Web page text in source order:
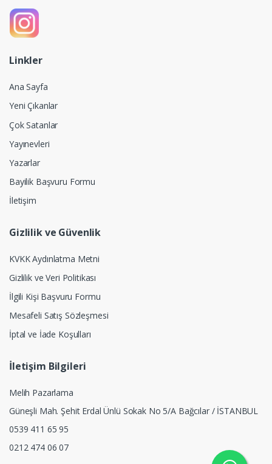
Linkler
Ana Sayfa
Yeni Çıkanlar
Çok Satanlar
Yayınevleri
Yazarlar
Bayilik Başvuru Formu
İletişim
Gizlilik ve Güvenlik
KVKK Aydınlatma Metni
Gizlilik ve Veri Politikası
İlgili Kişi Başvuru Formu
Mesafeli Satış Sözleşmesi
İptal ve İade Koşulları
İletişim Bilgileri
Melih Pazarlama
Güneşli Mah. Şehit Erdal Ünlü Sokak No 5/A Bağcılar / İSTANBUL
0539 411 65 95
0212 474 06 07